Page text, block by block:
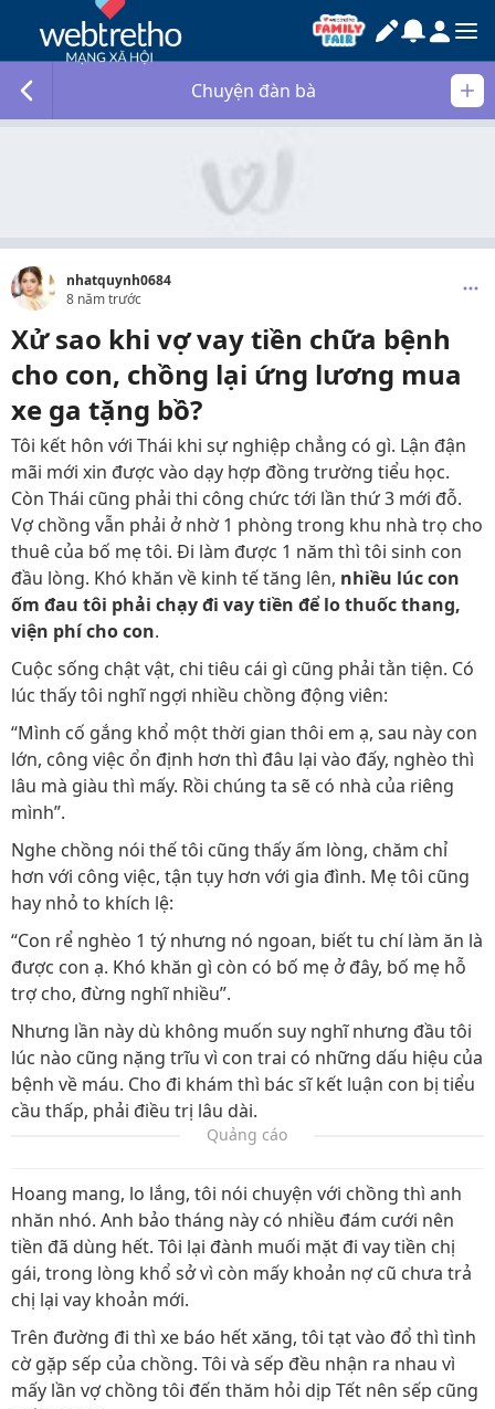
Chuyện đàn bà
nhatquynh0684
8 năm trước
Xử sao khi vợ vay tiền chữa bệnh
cho con, chồng lại ứng lương mua
xe ga tặng bồ?
Tôi kết hôn với Thái khi sự nghiệp chẳng có gì. Lận đận
mãi mới xin được vào dạy hợp đồng trường tiểu học.
Còn Thái cũng phải thi công chức tới lần thứ 3 mới đỗ.
Vợ chồng vẫn phải ở nhờ 1 phòng trong khu nhà trọ cho
thuê của bố mẹ tôi. Đi làm được 1 năm thì tôi sinh con
đầu lòng. Khó khăn về kinh tế tăng lên, nhiều lúc con
ốm đau tôi phải chạy đi vay tiền để lo thuốc thang,
viện phí cho con.
Cuộc sống chật vật, chi tiêu cái gì cũng phải tằn tiện. Có
lúc thấy tôi nghĩ ngợi nhiều chồng động viên:
“Mình cố gắng khổ một thời gian thôi em ạ, sau này con
lớn, công việc ổn định hơn thì đâu lại vào đấy, nghèo thì
lâu mà giàu thì mấy. Rồi chúng ta sẽ có nhà của riêng
mình”.
Nghe chồng nói thế tôi cũng thấy ấm lòng, chăm chỉ
hơn với công việc, tận tụy hơn với gia đình. Mẹ tôi cũng
hay nhỏ to khích lệ:
“Con rể nghèo 1 tý nhưng nó ngoan, biết tu chí làm ăn là
được con ạ. Khó khăn gì còn có bố mẹ ở đây, bố mẹ hỗ
trợ cho, đừng nghĩ nhiều”.
Nhưng lần này dù không muốn suy nghĩ nhưng đầu tôi
lúc nào cũng nặng trĩu vì con trai có những dấu hiệu của
bệnh về máu. Cho đi khám thì bác sĩ kết luận con bị tiểu
cầu thấp, phải điều trị lâu dài.
Quảng cáo
Hoang mang, lo lắng, tôi nói chuyện với chồng thì anh
nhăn nhó. Anh bảo tháng này có nhiều đám cưới nên
tiền đã dùng hết. Tôi lại đành muối mặt đi vay tiền chị
gái, trong lòng khổ sở vì còn mấy khoản nợ cũ chưa trả
chị lại vay khoản mới.
Trên đường đi thì xe báo hết xăng, tôi tạt vào đổ thì tình
cờ gặp sếp của chồng. Tôi và sếp đều nhận ra nhau vì
mấy lần vợ chồng tôi đến thăm hỏi dịp Tết nên sếp cũng